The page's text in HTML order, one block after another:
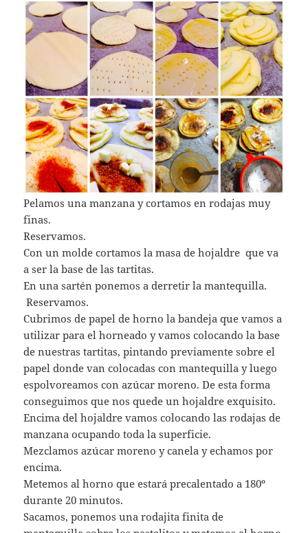
Pelamos una manzana y cortamos en rodajas muy
finas.
Reservamos.
Con un molde cortamos la masa de hojaldre que va
a ser la base de las tartitas.
En una sartén ponemos a derretir la mantequilla.
Reservamos.
Cubrimos de papel de horno la bandeja que vamos a
utilizar para el horneado y vamos colocando la base
de nuestras tartitas, pintando previamente sobre el
papel donde van colocadas con mantequilla y luego
espolvoreamos con azúcar moreno. De esta forma
conseguimos que nos quede un hojaldre exquisito.
Encima del hojaldre vamos colocando las rodajas de
manzana ocupando toda la superficie.
Mezclamos azúcar moreno y canela y echamos por
encima.
Metemos al horno que estará precalentado a 180º
durante 20 minutos.
Sacamos, ponemos una rodajita finita de